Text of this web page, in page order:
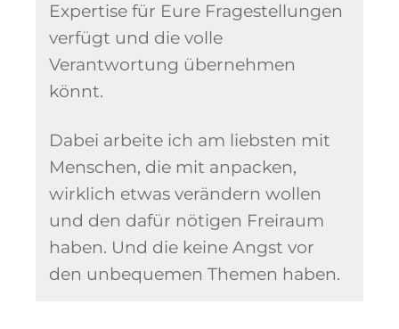
Expertise für Eure Fragestellungen
verfügt und die volle
Verantwortung übernehmen
könnt.
Dabei arbeite ich am liebsten mit
Menschen, die mit anpacken,
wirklich etwas verändern wollen
und den dafür nötigen Freiraum
haben. Und die keine Angst vor
den unbequemen Themen haben.